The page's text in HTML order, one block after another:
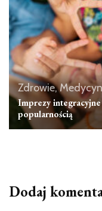
Zdrowie,
Imprezy
popularnością
Dodaj